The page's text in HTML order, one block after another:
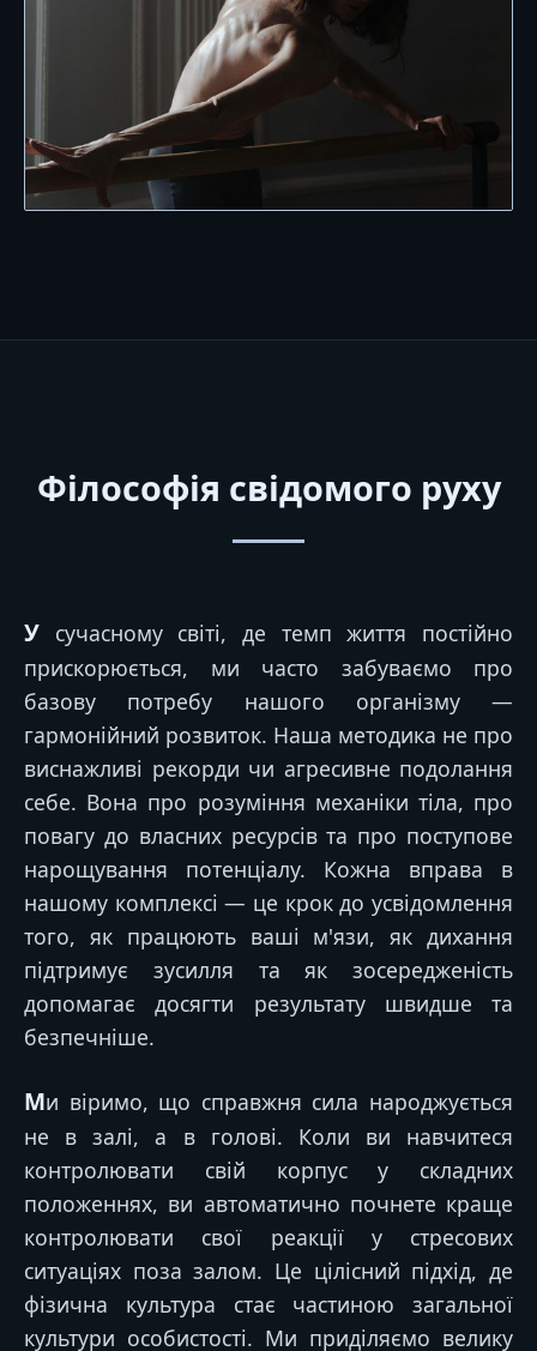
Філософія свідомого руху
У сучасному світі, де темп життя постійно
прискорюється, ми часто забуваємо про
базову потребу нашого організму —
гармонійний розвиток. Наша методика не про
виснажливі рекорди чи агресивне подолання
себе. Вона про розуміння механіки тіла, про
повагу до власних ресурсів та про поступове
нарощування потенціалу. Кожна вправа в
нашому комплексі — це крок до усвідомлення
того, як працюють ваші м'язи, як дихання
підтримує зусилля та як зосередженість
допомагає досягти результату швидше та
безпечніше.
Ми віримо, що справжня сила народжується
не в залі, а в голові. Коли ви навчитеся
контролювати свій корпус у складних
положеннях, ви автоматично почнете краще
контролювати свої реакції у стресових
ситуаціях поза залом. Це цілісний підхід, де
фізична культура стає частиною загальної
культури особистості. Ми приділяємо велику